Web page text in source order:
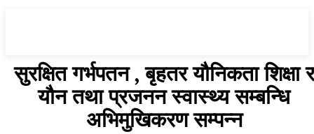
सुरक्षित गर्भपतन , बृहतर यौनिकता शिक्षा र
यौन तथा प्रजनन स्वास्थ्य सम्बन्धि
अभिमुखिकरण सम्पन्न